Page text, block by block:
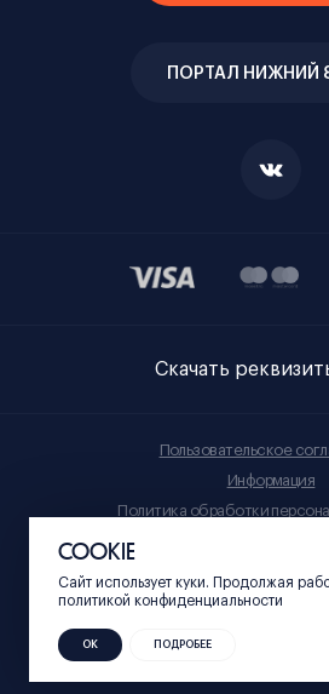
Скачать
ПОРТАЛ НИЖНИЙ
© Нижний 800,
Пользовательское
Информация
Политика обработки
COOKIE
Сайт использует куки. Продолжая
политикой конфиденциальности
ОК ПОДРОБЕЕ